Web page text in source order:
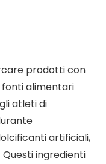
prodotti con
alimentari
atleti di
artificiali,
ingredienti